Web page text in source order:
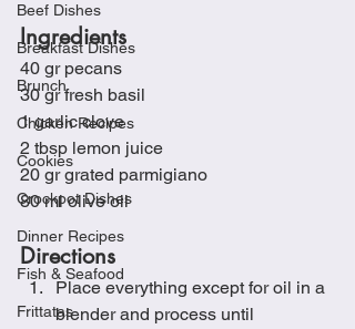
Beef Dishes
Breakfast Dishes
Brunch
Chicken Recipes
Cookies
Crockpot Dishes
Dinner Recipes
Fish & Seafood
Frittatas
Ingredients
40 gr pecans
30 gr fresh basil
1 garlic clove
2 tbsp lemon juice
20 gr grated parmigiano
80 ml olive oil
Directions
Place everything except for oil in a
blender and process until